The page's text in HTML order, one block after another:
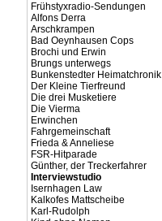
Frühstyxradio-Sendungen
Alfons Derra
Arschkrampen
Bad Oeynhausen Cops
Brochi und Erwin
Brungs unterwegs
Bunkenstedter Heimatchronik
Der Kleine Tierfreund
Die drei Musketiere
Die Vierma
Erwinchen
Fahrgemeinschaft
Frieda & Anneliese
FSR-Hitparade
Günther, der Treckerfahrer
Interviewstudio
Isernhagen Law
Kalkofes Mattscheibe
Karl-Rudolph